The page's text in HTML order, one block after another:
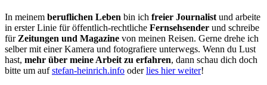
In meinem beruflichen Leben bin ich freier Journalistund arbeite
in erster Linie für öffentlich-rechtliche Fernsehsender und schreibe
fürZeitungen und Magazine von meinen Reisen. Gerne drehe ich
selber mit einer Kamera und fotografiere unterwegs. Wenn du Lust
hast, mehr über meine Arbeit zu erfahren, dann schau dich doch
bitte um aufstefan-heinrich.info oderlies hier weiter!